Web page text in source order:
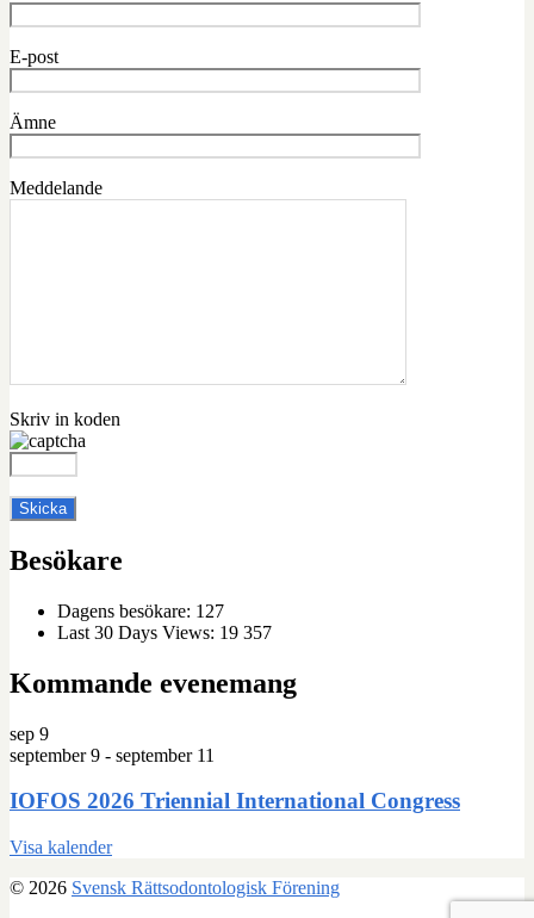
E-post
Ämne
Meddelande
Skriv in koden
Besökare
Dagens besökare: 127
Last 30 Days Views: 19 357
Kommande evenemang
sep 9
september 9 - september 11
IOFOS 2026 Triennial International Congress
Visa kalender
© 2026 Svensk Rättsodontologisk Förening